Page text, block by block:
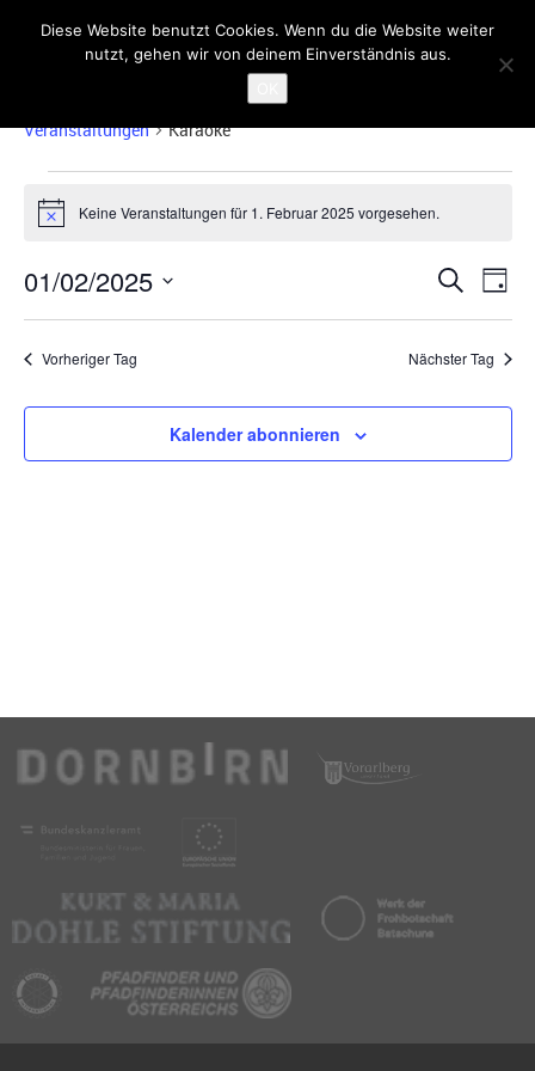
Veranstaltungen Karaoke
für
Februar
2025
HinweisKeine Veranstaltungen für 1. Februar 2025 vorgesehen.
SucheTag
01/02/2025
Vorheriger Tag Nächster Tag
Kalender abonnieren
Diese Website benutzt Cookies. Wenn du die Website weiter
nutzt, gehen wir von deinem Einverständnis aus.